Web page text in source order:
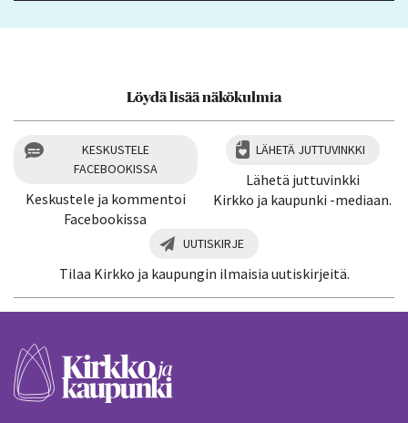
Löydä lisää näkökulmia
KESKUSTELE
FACEBOOKISSA
Keskustele ja kommentoi
Facebookissa
LÄHETÄ JUTTUVINKKI
Lähetä juttuvinkki
Kirkko ja kaupunki -mediaan.
UUTISKIRJE
Tilaa Kirkko ja kaupungin ilmaisia uutiskirjeitä.